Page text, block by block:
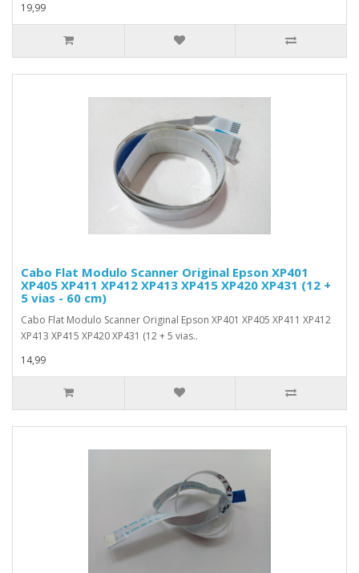
19,99
Cabo Flat Modulo Scanner Original Epson XP401
XP405 XP411 XP412 XP413 XP415 XP420 XP431 (12 +
5 vias - 60 cm)
Cabo Flat Modulo Scanner Original Epson XP401 XP405 XP411 XP412
XP413 XP415 XP420 XP431 (12 + 5 vias..
14,99